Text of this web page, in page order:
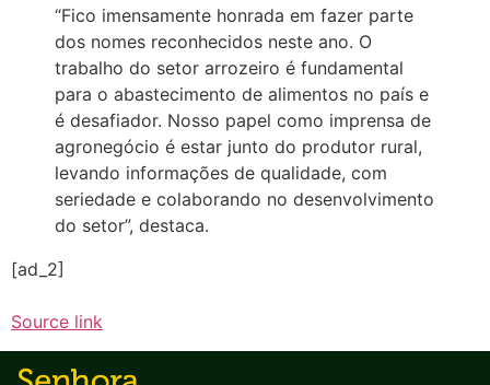
“Fico imensamente honrada em fazer parte
dos nomes reconhecidos neste ano. O
trabalho do setor arrozeiro é fundamental
para o abastecimento de alimentos no país e
é desafiador. Nosso papel como imprensa de
agronegócio é estar junto do produtor rural,
levando informações de qualidade, com
seriedade e colaborando no desenvolvimento
do setor”, destaca.
[ad_2]
Source link